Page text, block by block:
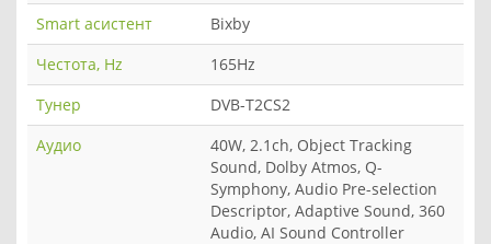
Smart асистент
Bixby
Честота, Hz
165Hz
Тунер
DVB-T2CS2
Аудио
40W, 2.1ch, Object Tracking
Sound, Dolby Atmos, Q-
Symphony, Audio Pre-selection
Descriptor, Adaptive Sound, 360
Audio, AI Sound Controller